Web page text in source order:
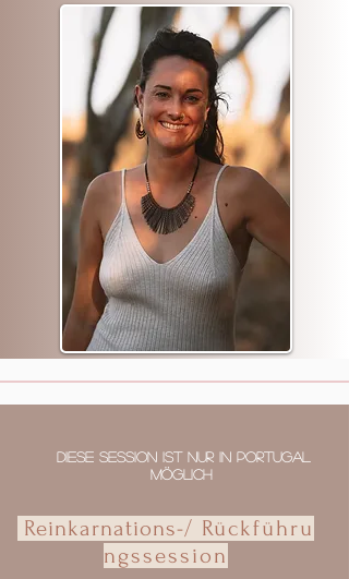
diese Session ist Nur in Portugal
möglich
Reinkarnations-/ Rückführu
ngssession